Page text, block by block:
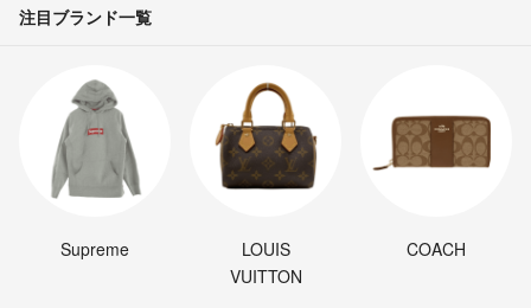
注目ブランド一覧
Supreme
LOUIS
VUITTON
COACH